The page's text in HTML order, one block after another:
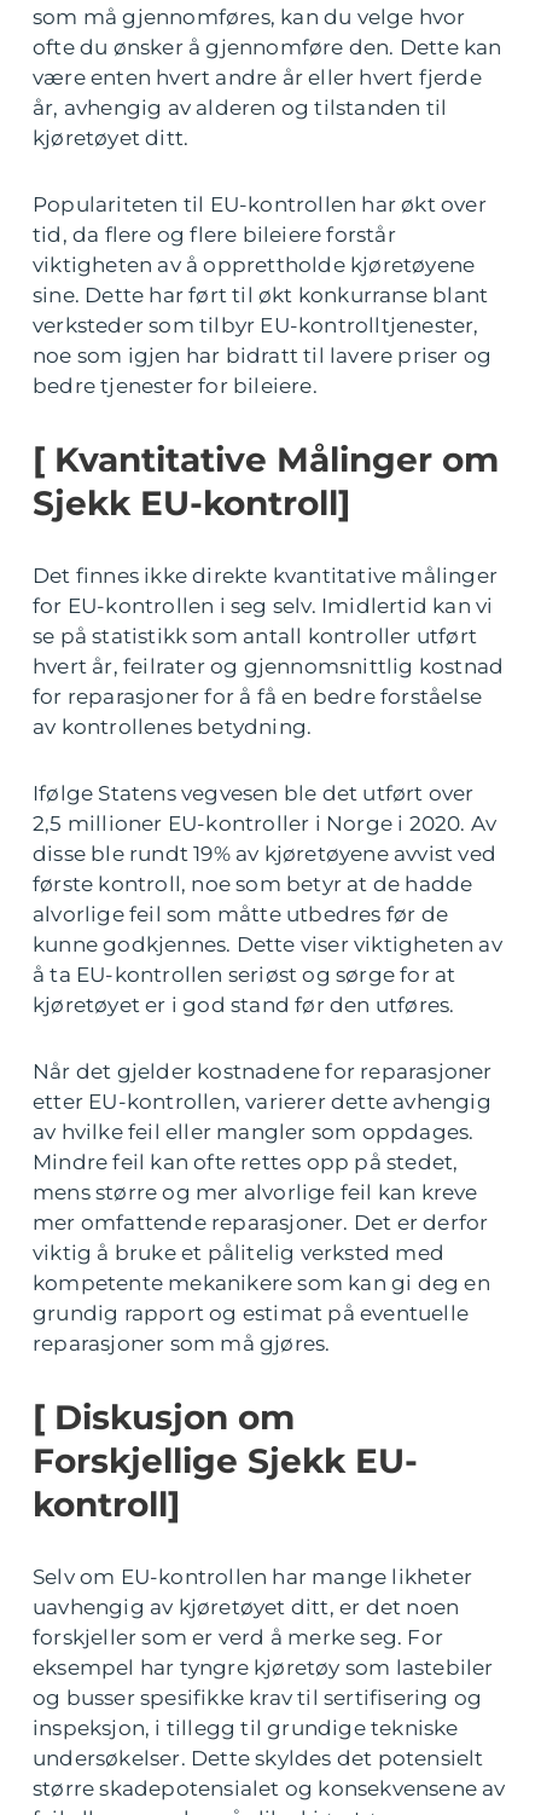
som må gjennomføres, kan du velge hvor
ofte du ønsker å gjennomføre den. Dette kan
være enten hvert andre år eller hvert fjerde
år, avhengig av alderen og tilstanden til
kjøretøyet ditt.
Populariteten til EU-kontrollen har økt over
tid, da flere og flere bileiere forstår
viktigheten av å opprettholde kjøretøyene
sine. Dette har ført til økt konkurranse blant
verksteder som tilbyr EU-kontrolltjenester,
noe som igjen har bidratt til lavere priser og
bedre tjenester for bileiere.
[ Kvantitative Målinger om
Sjekk EU-kontroll]
Det finnes ikke direkte kvantitative målinger
for EU-kontrollen i seg selv. Imidlertid kan vi
se på statistikk som antall kontroller utført
hvert år, feilrater og gjennomsnittlig kostnad
for reparasjoner for å få en bedre forståelse
av kontrollenes betydning.
Ifølge Statens vegvesen ble det utført over
2,5 millioner EU-kontroller i Norge i 2020. Av
disse ble rundt 19% av kjøretøyene avvist ved
første kontroll, noe som betyr at de hadde
alvorlige feil som måtte utbedres før de
kunne godkjennes. Dette viser viktigheten av
å ta EU-kontrollen seriøst og sørge for at
kjøretøyet er i god stand før den utføres.
Når det gjelder kostnadene for reparasjoner
etter EU-kontrollen, varierer dette avhengig
av hvilke feil eller mangler som oppdages.
Mindre feil kan ofte rettes opp på stedet,
mens større og mer alvorlige feil kan kreve
mer omfattende reparasjoner. Det er derfor
viktig å bruke et pålitelig verksted med
kompetente mekanikere som kan gi deg en
grundig rapport og estimat på eventuelle
reparasjoner som må gjøres.
[ Diskusjon om
Forskjellige Sjekk EU-
kontroll]
Selv om EU-kontrollen har mange likheter
uavhengig av kjøretøyet ditt, er det noen
forskjeller som er verd å merke seg. For
eksempel har tyngre kjøretøy som lastebiler
og busser spesifikke krav til sertifisering og
inspeksjon, i tillegg til grundige tekniske
undersøkelser. Dette skyldes det potensielt
større skadepotensialet og konsekvensene av